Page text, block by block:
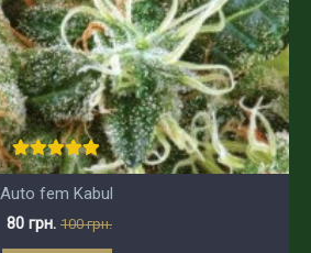
Auto fem Kabul
80 грн. 100 грн.